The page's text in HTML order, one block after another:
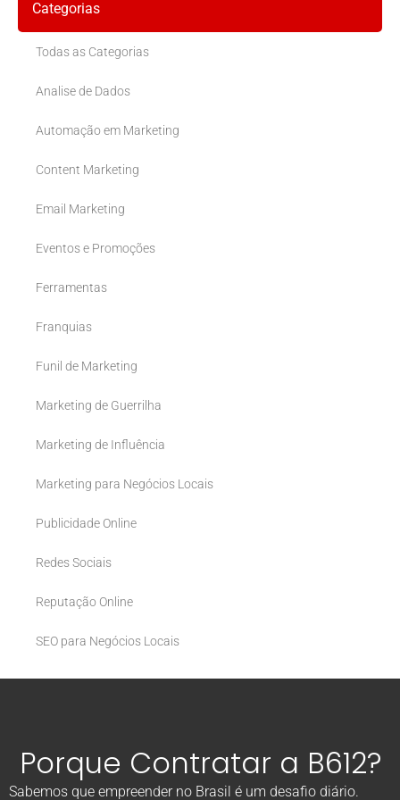
Categorias
Todas as Categorias
Analise de Dados
Automação em Marketing
Content Marketing
Email Marketing
Eventos e Promoções
Ferramentas
Franquias
Funil de Marketing
Marketing de Guerrilha
Marketing de Influência
Marketing para Negócios Locais
Publicidade Online
Redes Sociais
Reputação Online
SEO para Negócios Locais
Porque Contratar a B612?
Sabemos que empreender no Brasil é um desafio diário.